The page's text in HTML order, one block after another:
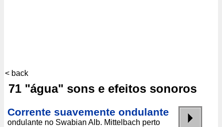
< back
71 "água" sons e efeitos sonoros
Corrente suavemente ondulante
ondulante no Swabian Alb. Mittelbach perto